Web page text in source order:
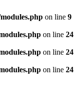
on line 9
on line 24
on line 24
on line 24